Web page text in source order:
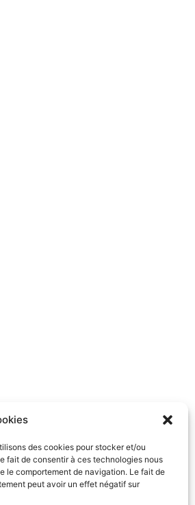
des cookies pour stocker et/ou
fait de consentir à ces technologies nous
le comportement de navigation. Le fait de
peut avoir un effet négatif sur